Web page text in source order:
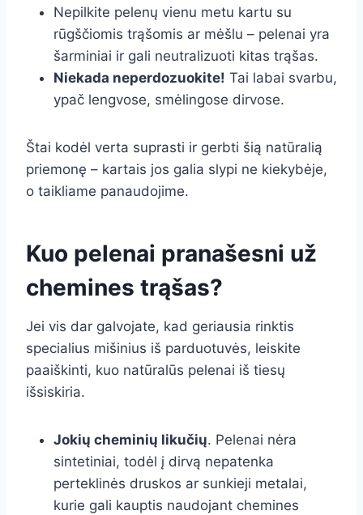
Nepilkite pelenų vienu metu kartu su
rūgščiomis trąšomis ar mėšlu – pelenai yra
šarminiai ir gali neutralizuoti kitas trąšas.
Niekada neperdozuokite! Tai labai svarbu,
ypač lengvose, smėlingose dirvose.
Štai kodėl verta suprasti ir gerbti šią natūralią
priemonę – kartais jos galia slypi ne kiekybėje,
o taikliame panaudojime.
Kuo pelenai pranašesni už
chemines trąšas?
Jei vis dar galvojate, kad geriausia rinktis
specialius mišinius iš parduotuvės, leiskite
paaiškinti, kuo natūralūs pelenai iš tiesų
išsiskiria.
Jokių cheminių likučių. Pelenai nėra
sintetiniai, todėl į dirvą nepatenka
perteklinės druskos ar sunkieji metalai,
kurie gali kauptis naudojant chemines